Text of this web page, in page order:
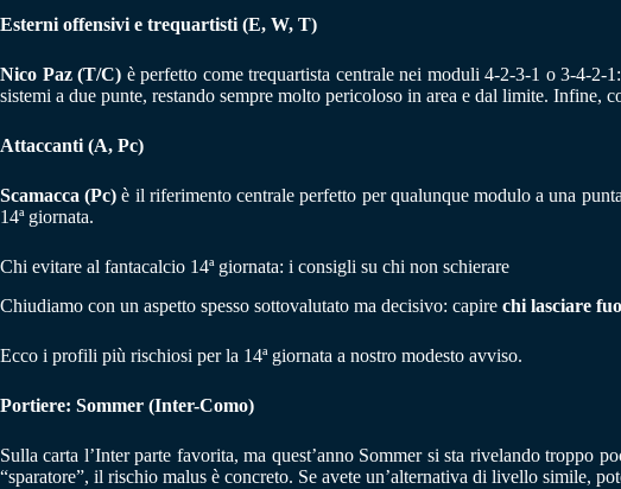
Esterni offensivi e trequartisti (E, W, T)
Nico Paz (T/C) è perfetto come trequartista centrale nei moduli 4-2-3-1 o 3-4-2-
sistemi a due punte, restando sempre molto pericoloso in area e dal limite.
Attaccanti (A, Pc)
Scamacca (Pc) è il riferimento centrale perfetto per qualunque modulo a una
14ª giornata.
Chi evitare al fantacalcio 14ª giornata: i consigli su chi non schierare
Chiudiamo con un aspetto spesso sottovalutato ma decisivo: capire chi lasciare
Ecco i profili più rischiosi per la 14ª giornata a nostro modesto avviso.
Portiere: Sommer (Inter-Como)
Sulla carta l’Inter parte favorita, ma quest’anno Sommer si sta rivelando
“sparatore”, il rischio malus è concreto. Se avete un’alternativa di livello simile,